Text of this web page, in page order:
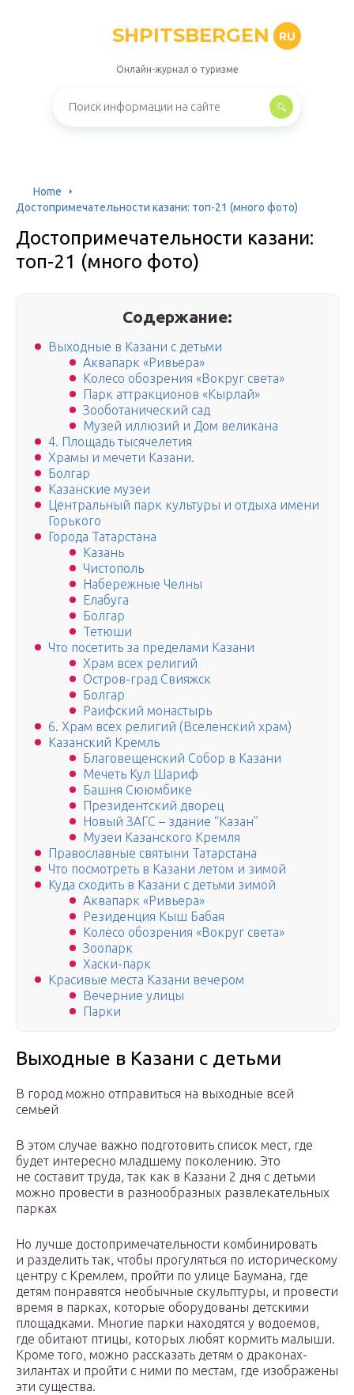
SHPITSBERGEN RU
Онлайн-журнал о туризме
Home
Достопримечательности казани: топ-21 (много фото)
Достопримечательности казани:
топ-21 (много фото)
Содержание:
Выходные в Казани с детьми
Аквапарк «Ривьера»
Колесо обозрения «Вокруг света»
Парк аттракционов «Кырлай»
Зооботанический сад
Музей иллюзий и Дом великана
4. Площадь тысячелетия
Храмы и мечети Казани.
Болгар
Казанские музеи
Центральный парк культуры и отдыха имени
Горького
Города Татарстана
Казань
Чистополь
Набережные Челны
Елабуга
Болгар
Тетюши
Что посетить за пределами Казани
Храм всех религий
Остров-град Свияжск
Болгар
Раифский монастырь
6. Храм всех религий (Вселенский храм)
Казанский Кремль
Благовещенский Собор в Казани
Мечеть Кул Шариф
Башня Сююмбике
Президентский дворец
Новый ЗАГС – здание “Казан”
Музеи Казанского Кремля
Православные святыни Татарстана
Что посмотреть в Казани летом и зимой
Куда сходить в Казани с детьми зимой
Аквапарк «Ривьера»
Резиденция Кыш Бабая
Колесо обозрения «Вокруг света»
Зоопарк
Хаски-парк
Красивые места Казани вечером
Вечерние улицы
Парки
Выходные в Казани с детьми
В город можно отправиться на выходные всей
семьей
В этом случае важно подготовить список мест, где
будет интересно младшему поколению. Это
не составит труда, так как в Казани 2 дня с детьми
можно провести в разнообразных развлекательных
парках
Но лучше достопримечательности комбинировать
и разделить так, чтобы прогуляться по историческому
центру с Кремлем, пройти по улице Баумана, где
детям понравятся необычные скульптуры, и провести
время в парках, которые оборудованы детскими
площадками. Многие парки находятся у водоемов,
где обитают птицы, которых любят кормить малыши.
Кроме того, можно рассказать детям о драконах-
зилантах и пройти с ними по местам, где изображены
эти существа.